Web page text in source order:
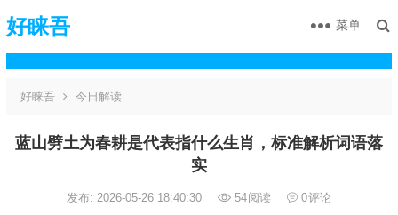
好睐吾 菜单
好睐吾 今日解读
蓝山劈土为春耕是代表指什么生肖，标准解析词语落
实
发布: 2026-05-26 18:40:30 54阅读 0评论